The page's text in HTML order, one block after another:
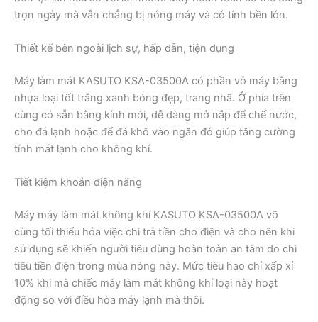
trọn ngày mà vẫn chẳng bị nóng máy và có tính bền lớn.
Thiết kế bên ngoài lịch sự, hấp dẫn, tiện dụng
Máy làm mát KASUTO KSA-03500A có phần vỏ máy bằng
nhựa loại tốt trắng xanh bóng đẹp, trang nhã. Ở phía trên
cùng có sẵn bằng kính mới, dễ dàng mở nắp để chế nước,
cho đá lạnh hoặc để đá khô vào ngăn đó giúp tăng cường
tính mát lạnh cho không khí.
Tiết kiệm khoản điện năng
Máy máy làm mát không khí KASUTO KSA-03500A vô
cùng tối thiểu hóa việc chi trả tiền cho điện và cho nên khi
sử dụng sẽ khiến người tiêu dùng hoàn toàn an tâm do chi
tiêu tiền điện trong mùa nóng này. Mức tiêu hao chỉ xấp xỉ
10% khi mà chiếc máy làm mát không khí loại này hoạt
động so với điều hòa máy lạnh mà thôi.